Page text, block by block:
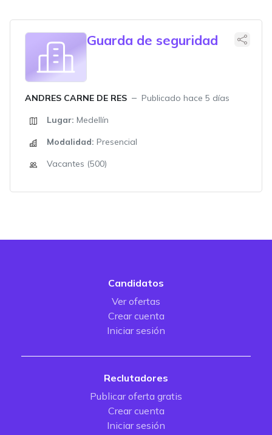
Guarda de seguridad
ANDRES CARNE DE RES
Publicado hace 5 días
Lugar: Medellín
Modalidad: Presencial
Vacantes (500)
Candidatos
Ver ofertas
Crear cuenta
Iniciar sesión
Reclutadores
Publicar oferta gratis
Crear cuenta
Iniciar sesión